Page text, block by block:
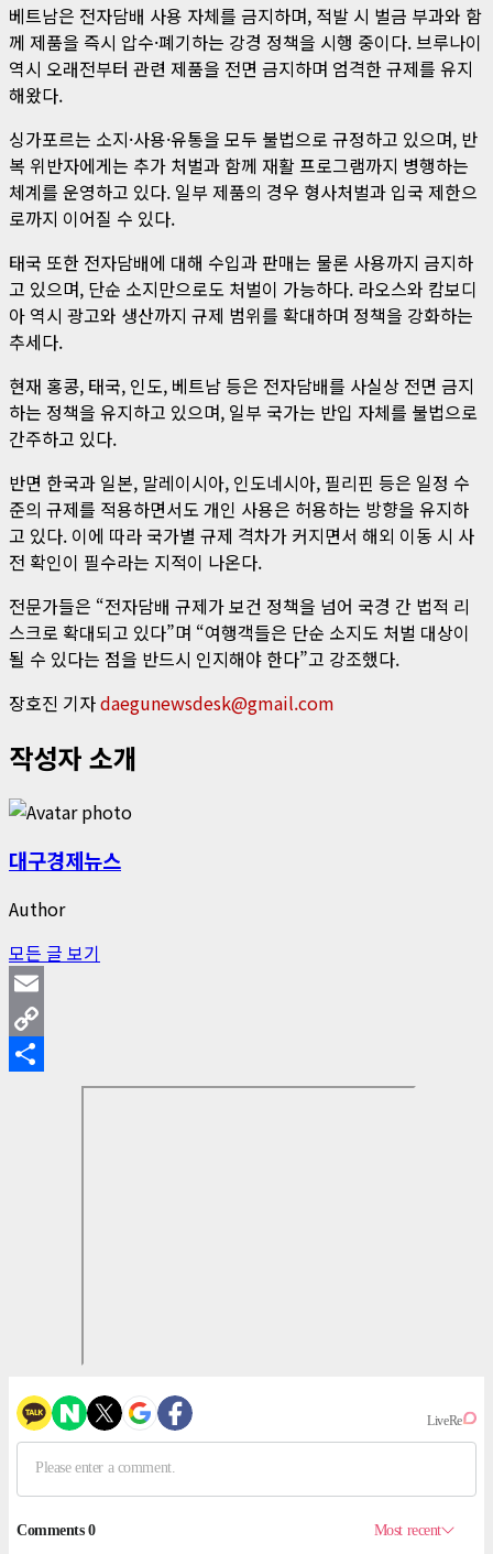
베트남은 전자담배 사용 자체를 금지하며, 적발 시 벌금 부과와 함
께 제품을 즉시 압수·폐기하는 강경 정책을 시행 중이다. 브루나이
역시 오래전부터 관련 제품을 전면 금지하며 엄격한 규제를 유지
해왔다.
싱가포르는 소지·사용·유통을 모두 불법으로 규정하고 있으며, 반
복 위반자에게는 추가 처벌과 함께 재활 프로그램까지 병행하는
체계를 운영하고 있다. 일부 제품의 경우 형사처벌과 입국 제한으
로까지 이어질 수 있다.
태국 또한 전자담배에 대해 수입과 판매는 물론 사용까지 금지하
고 있으며, 단순 소지만으로도 처벌이 가능하다. 라오스와 캄보디
아 역시 광고와 생산까지 규제 범위를 확대하며 정책을 강화하는
추세다.
현재 홍콩, 태국, 인도, 베트남 등은 전자담배를 사실상 전면 금지
하는 정책을 유지하고 있으며, 일부 국가는 반입 자체를 불법으로
간주하고 있다.
반면 한국과 일본, 말레이시아, 인도네시아, 필리핀 등은 일정 수
준의 규제를 적용하면서도 개인 사용은 허용하는 방향을 유지하
고 있다. 이에 따라 국가별 규제 격차가 커지면서 해외 이동 시 사
전 확인이 필수라는 지적이 나온다.
전문가들은 “전자담배 규제가 보건 정책을 넘어 국경 간 법적 리
스크로 확대되고 있다”며 “여행객들은 단순 소지도 처벌 대상이
될 수 있다는 점을 반드시 인지해야 한다”고 강조했다.
장호진 기자daegunewsdesk@gmail.com
작성자 소개
대구경제뉴스
Author
모든 글 보기
Email
Copy